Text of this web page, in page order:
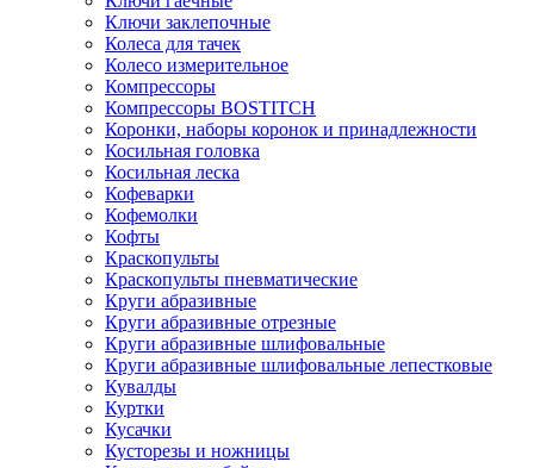
Ключи заклепочные
Колеса для тачек
Колесо измерительное
Компрессоры
Компрессоры BOSTITCH
Коронки, наборы коронок и принадлежности
Косильная головка
Косильная леска
Кофеварки
Кофемолки
Кофты
Краскопульты
Краскопульты пневматические
Круги абразивные
Круги абразивные отрезные
Круги абразивные шлифовальные
Круги абразивные шлифовальные лепестковые
Кувалды
Куртки
Кусачки
Кусторезы и ножницы